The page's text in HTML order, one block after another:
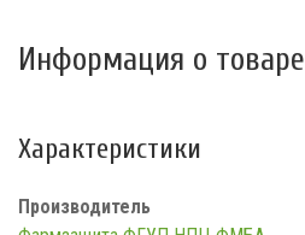
Информация о товаре
Характеристики
Производитель